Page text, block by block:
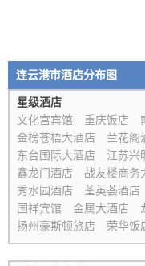
连云港市酒店分布图
星级酒店
文化宫宾馆
重庆饭店
金榜苍梧大酒店
兰花阁
东台国际大酒店
江苏兴
鑫龙门酒店
战友楼商务
秀水园酒店
荃英荟酒店
国祥宾馆
金属大酒店
扬州豪斯顿旅店
荣华饭